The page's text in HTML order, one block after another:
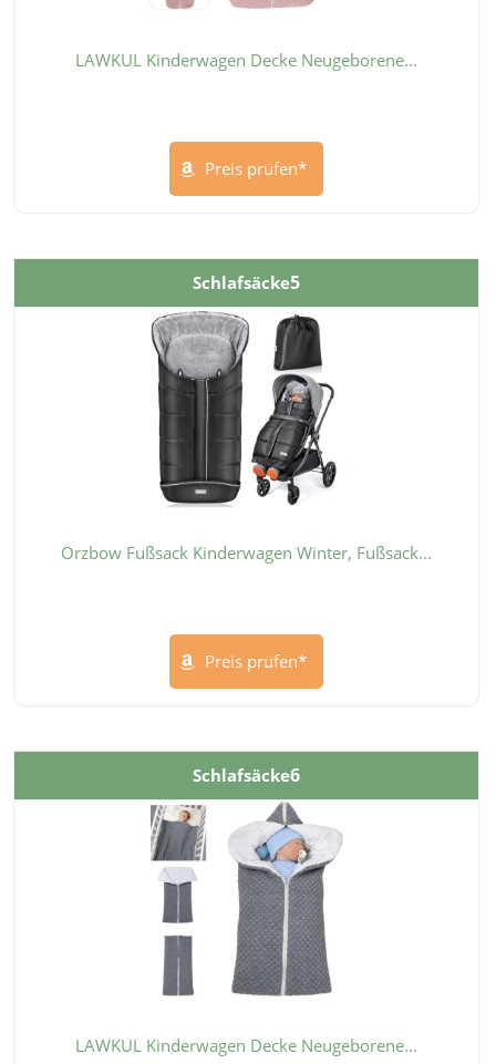
LAWKUL Kinderwagen Decke Neugeborene...
Preis prüfen*
Schlafsäcke5
Orzbow Fußsack Kinderwagen Winter, Fußsack...
Preis prüfen*
Schlafsäcke6
LAWKUL Kinderwagen Decke Neugeborene...